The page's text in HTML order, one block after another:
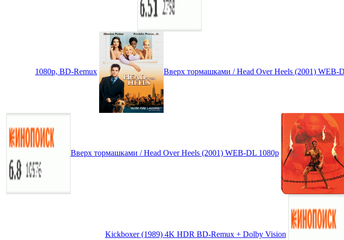
1080p, BD-Remux Вверх тормашками / Head Over Heels (2001) WEB-
Вверх тормашками / Head Over Heels (2001) WEB-DL 1080p
Kickboxer (1989) 4K HDR BD-Remux + Dolby Vision